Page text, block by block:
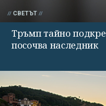
СВЕТЪТ
Тръмп тайно
посочва наследник